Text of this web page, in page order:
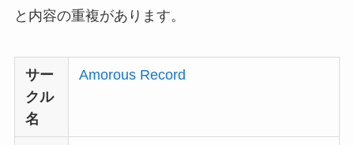
と内容の重複があります。
サー
クル
名
Amorous Record